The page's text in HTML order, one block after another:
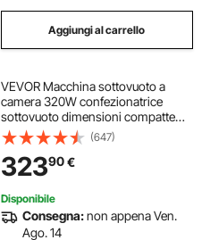
Aggiungi al carrello
VEVOR Macchina sottovuoto a
camera 320W confezionatrice
sottovuoto dimensioni compatte
320mm in cucina domestica e per
uso commerciale per alimenti
umidi, carni, marinate
(647)
32390€
Disponibile
Consegna:non appena Ven.
Ago. 14